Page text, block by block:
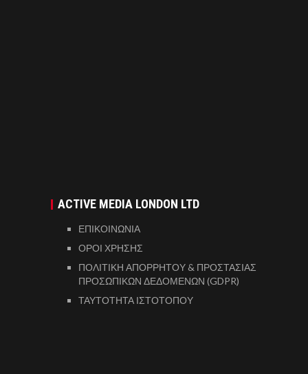
ACTIVE MEDIA LONDON LTD
ΕΠΙΚΟΙΝΩΝΙΑ
ΟΡΟΙ ΧΡΗΣΗΣ
ΠΟΛΙΤΙΚΗ ΑΠΟΡΡΗΤΟΥ & ΠΡΟΣΤΑΣΙΑΣ
ΠΡΟΣΩΠΙΚΩΝ ΔΕΔΟΜΕΝΩΝ (GDPR)
ΤΑΥΤΟΤΗΤΑ ΙΣΤΟΤΟΠΟΥ